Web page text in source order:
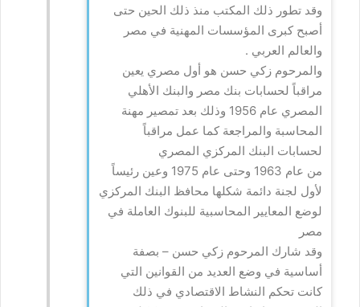
وقد تطور ذلك المكتب منذ ذلك الحين حتى
أصبح كبرى المؤسسات المهنية في مصر
والعالم العربي .
والمرحوم زكي حسن هو أول مصري يعين
مراقباً لحسابات بنك مصر والبنك الأهلي
المصري عام 1956 وذلك بعد تمصير مهنة
المحاسبة والمراجعة كما عمل مراقباً
لحسابات البنك المركزي المصري
من عام 1963 وحتى عام 1975 وعين رئيساً
لأول لجنة دائمة شكلها محافظ البنك المركزي
لوضع المعايير المحاسبية للبنوك العاملة في
مصر
وقد شارك المرحوم زكي حسن – بصفة
أساسية في وضع العديد من القوانين التي
كانت تحكم النشاط الاقتصادي في ذلك